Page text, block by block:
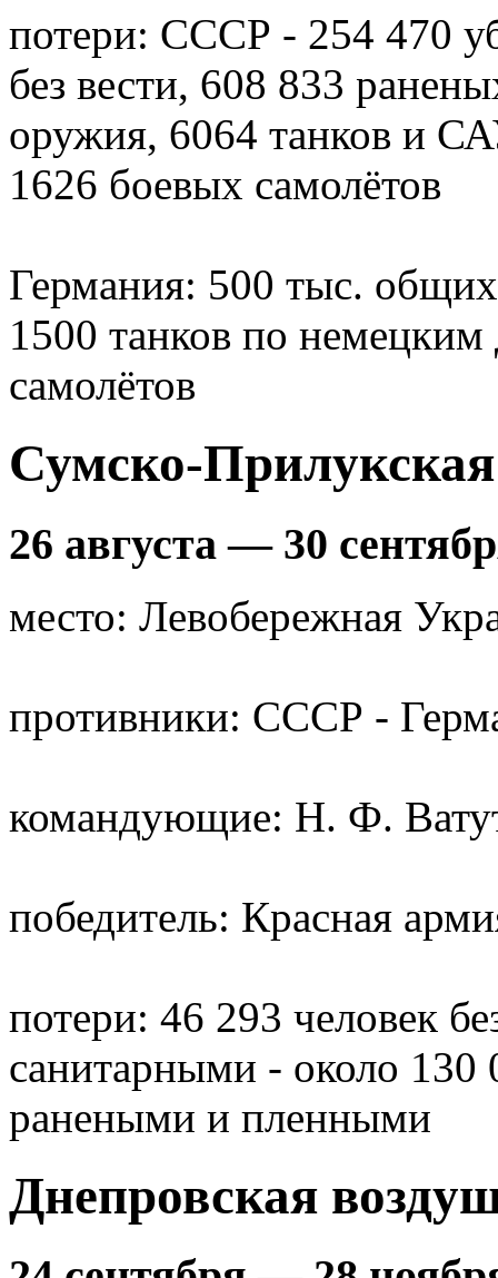
потери: СССР - 254 470
без вести, 608 833
оружия, 6064 танков и
1626 боевых самолётов
Германия: 500 тыс.
1500 танков по
самолётов
Сумско-
26 августа — 30
место: Левобережная
противники: СССР -
командующие: Н. Ф.
победитель: Красная
потери: 46 293 человек
санитарными - около 130
ранеными и пленными
Днепровская